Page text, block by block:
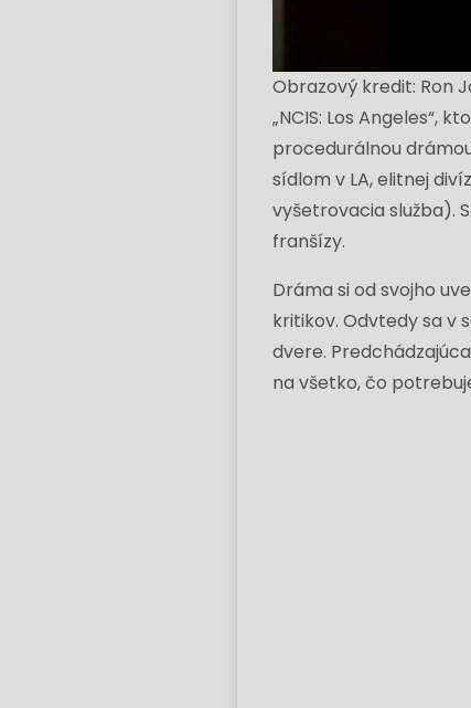
Obrazový kredit: Ron
„NCIS: Los Angeles“,
procedurálnou
sídlom v LA, elitnej
vyšetrovacia služba).
franšízy.
Dráma si od svojho
kritikov. Odvtedy sa v
dvere.
na všetko, čo